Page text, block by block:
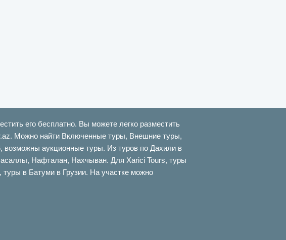
его бесплатно. Вы можете легко разместить
Можно найти Включенные туры, Внешние туры,
аукционные туры. Из туров по Дахили в
Нафталан, Нахчыван. Для Xarici Tours, туры
в Батуми в Грузии. На участке можно